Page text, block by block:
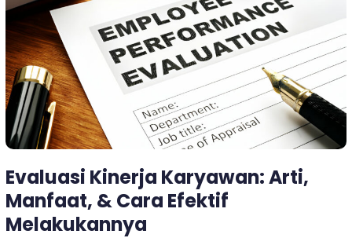
Evaluasi Kinerja Karyawan: Arti,
Manfaat, & Cara Efektif
Melakukannya
Manfaat,
&
Cara
Efektif
Melakukannya